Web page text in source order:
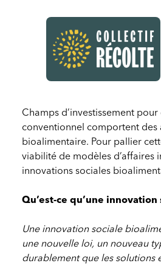
d’investissement
pour
demain
(CID)
Champs d’investissement
conventionnel comportent
bioalimentaire. Pour pallier
viabilité de modèles d’affaires
innovations sociales
Qu’est-ce qu’une
Une innovation sociale
une nouvelle loi, un nouveau
durablement que les solutions